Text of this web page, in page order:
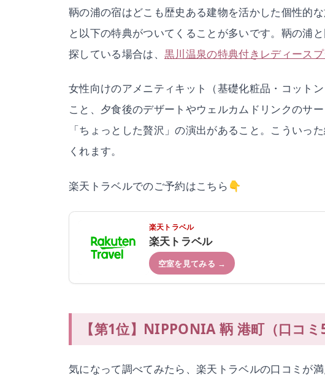
鞆の浦の宿はどこも歴史ある建物を活かした個性的
と以下の特典がついてくることが多いです。鞆の浦
探している場合は、黒川温泉の特典付きレディース
女性向けのアメニティキット（基礎化粧品・コット
こと、夕食後のデザートやウェルカムドリンクのサ
「ちょっとした贅沢」の演出があること。こういっ
くれます。
楽天トラベルでのご予約はこちら👇
楽天トラベル
楽天トラベル
空室を見てみる →
【第1位】NIPPONIA 鞆 港町（口コ
気になって調べてみたら、楽天トラベルの口コミが